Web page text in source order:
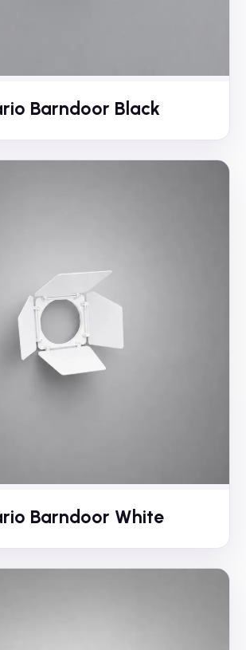
Barndoor Black
Barndoor White